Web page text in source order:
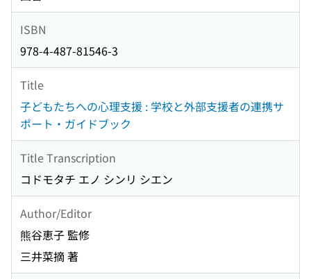
ISBN
978-4-487-81546-3
Title
子どもたちへの心理支援 : 学校と外部支援者の連携サ
ポート・ガイドブック
Title Transcription
コドモタチ エノ シンリ シエン
Author/Editor
熊谷恵子 監修
三井菜摘 著